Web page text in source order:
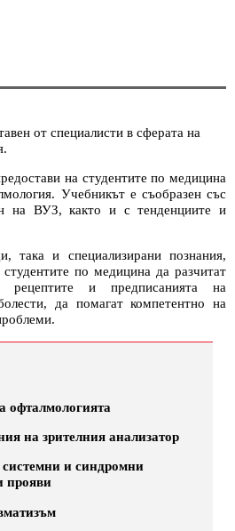
от специалисти в сферата на
на студентите по медицина
Учебникът е съобразен със
на ВУЗ, както и с тенденциите и
така и специализирани познания,
по медицина да разчитат
рецептите и предписанията на
да помагат компетентно на
офталмологията
на зрителния анализатор
и синдромни
прояви